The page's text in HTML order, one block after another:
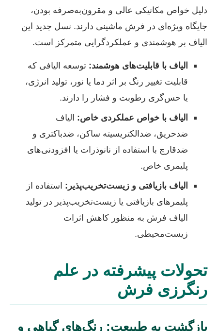
دلیل خواص مکانیکی عالی و مقرون‌به‌صرفه بودن،
جایگاه ویژه‌ای در فرش ماشینی دارند. نسل جدید این
الیاف بر هوشمندی و عملکردگرایی متمرکز است.
الیاف با قابلیت‌های هوشمند: توسعه الیافی که
قابلیت تغییر رنگ بر اثر دما یا نور، تولید انرژی،
یا حس‌گری رطوبت و فشار را دارند.
الیاف با خواص عملکردی خاص: الیاف
ضدحریق، ضدالکتریسیته ساکن، ضدباکتری و
ضدقارچ با استفاده از نانوذرات یا افزودنی‌های
پلیمری خاص.
الیاف بازیافتی و زیست‌تخریب‌پذیر: استفاده از
پلیمرهای بازیافتی یا زیست‌تخریب‌پذیر در تولید
الیاف فرش به منظور کاهش اثرات
زیست‌محیطی.
تحولات پیشرفته در علم
رنگرزی فرش
بازگشت به طبیعت: رنگ‌های گیاهی و